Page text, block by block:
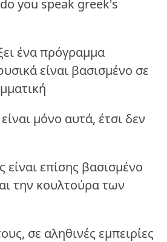
you speak greek's
ένα πρόγραμμα
είναι βασισμένο σε
μόνο αυτά, έτσι δεν
επίσης βασισμένο
την κουλτούρα των
σε αληθινές εμπειρίες